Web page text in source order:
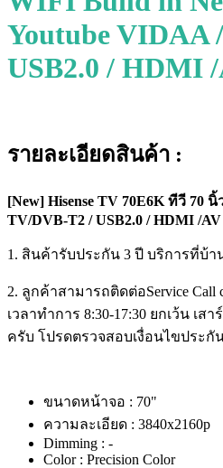
Youtube VIDAA
USB2.0 / HDMI
รายละเอียดสินค้า :
[New] Hisense TV 70E6K ทีวี 70
TV/DVB-T2 / USB2.0 / HDMI /AV
1. สินค้ารับประกัน 3 ปี บริการที่บ้า
2. ลูกค้าสามารถติดต่อService Call
เวลาทำการ ​8:30-17:30 ยกเว้น​ เ
ครับ โปรดตรวจสอบเงื่อนไขประกั
ขนาดหน้าจอ : 70"
ความละเอียด : 3840x2160p
Dimming : -
Color : Precision Color